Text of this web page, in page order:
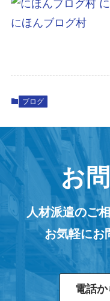
にほんブログ村
ブログ
お
人材派遣のご
お気軽にお
電話